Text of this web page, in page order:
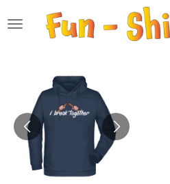
Hauptinhalt